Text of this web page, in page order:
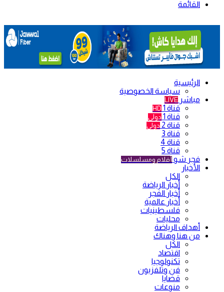
القائمة
الرئيسية
سياسة الخصوصية
مباشر LIVE
قناة 1 HD
قناة 1 دولي
قناة 2 دولي
قناة 3
قناة 4
قناة 5
فجر شو أفلام ومسلسلات
الأخبار
الكل
أخبار الرياضة
أخبار الفجر
أخبار عالمية
فلسطينيات
محليات
أهداف الرياضة
من هنا وهناك
الكل
اقتصاد
تكنولوجيا
فن وتلفزيون
قضايا
منوعات